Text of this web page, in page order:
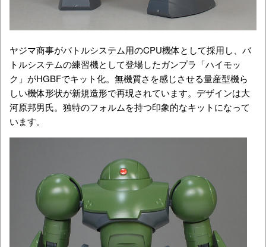
ヤジマ商事がバトルシステム用のCPU機体として採用し、バ
トルシステムの練習機として登場したガンプラ「ハイモッ
ク」がHGBFでキット化。無機質さを感じさせる量産型機ら
しい機体形状が新規造形で再現されています。デザインは大
河原邦男氏。独特のフォルムを持つ印象的なキットになって
います。